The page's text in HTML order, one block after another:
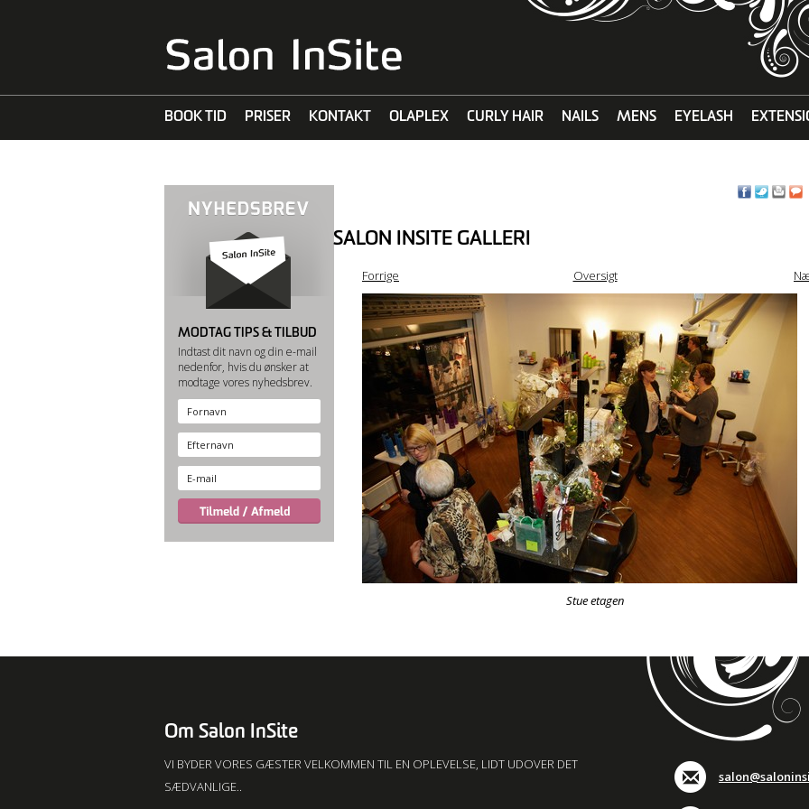
BOOK TID PRISER KONTAKT OLAPLEX CURLY HAIR NAILS MENS EYELASH
MODTAG TIPS & TILBUD
Indtast dit navn og din e-mail
nedenfor, hvis du ønsker at
modtage vores nyhedsbrev.
SALON INSITE GALLERI
Forrige Oversigt
Stue etagen
Om Salon InSite
VI BYDER VORES GÆSTER VELKOMMEN TIL EN OPLEVELSE, LIDT UDOVER DET
SÆDVANLIGE..